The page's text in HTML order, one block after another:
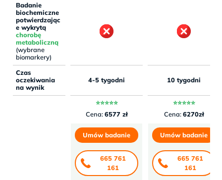
Badanie
biochemiczne
potwierdzając
e wykrytą
chorobę
metaboliczną
(wybrane
biomarkery)
Czas
oczekiwania
na wynik
4-5 tygodni 10 tygodni
⭐⭐⭐⭐⭐
Cena:6577 zł
⭐⭐⭐⭐⭐
Cena:6270zł
Umów badanie
665 761
161
Umów badanie
665 761
161